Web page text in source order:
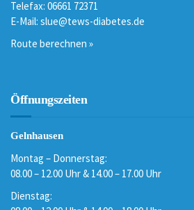
Telefax: 06661 72371
E-Mail: slue@tews-diabetes.de
Route berechnen »
Öffnungszeiten
Gelnhausen
Montag – Donnerstag:
08.00 – 12.00 Uhr & 14.00 – 17.00 Uhr
Dienstag: